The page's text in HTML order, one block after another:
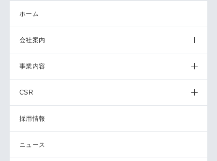
ホーム
会社案内
事業内容
CSR
採用情報
ニュース